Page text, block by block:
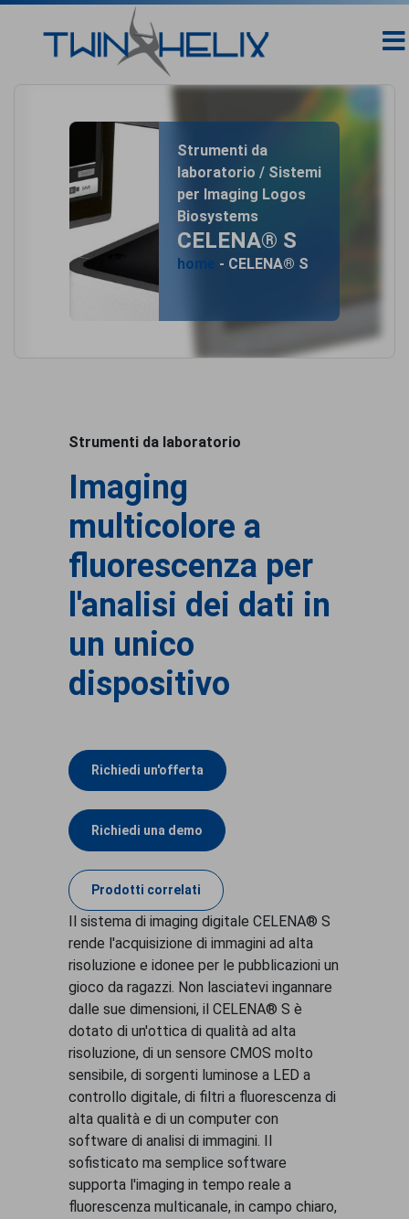
Strumenti da
laboratorio / Sistemi
per Imaging Logos
Biosystems
CELENA® S
home - CELENA® S
Strumenti da laboratorio
Imaging
multicolore a
fluorescenza per
l'analisi dei dati in
un unico
dispositivo
Richiedi un'offerta
Richiedi una demo
Prodotti correlati
Il sistema di imaging digitale CELENA® S
rende l'acquisizione di immagini ad alta
risoluzione e idonee per le pubblicazioni un
gioco da ragazzi. Non lasciatevi ingannare
dalle sue dimensioni, il CELENA® S è
dotato di un'ottica di qualità ad alta
risoluzione, di un sensore CMOS molto
sensibile, di sorgenti luminose a LED a
controllo digitale, di filtri a fluorescenza di
alta qualità e di un computer con
software di analisi di immagini. Il
sofisticato ma semplice software
supporta l'imaging in tempo reale a
fluorescenza multicanale, in campo chiaro,